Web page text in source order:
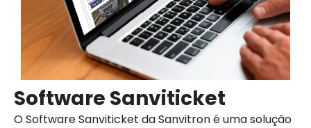
Software Sanviticket
O Software Sanviticket da Sanvitron é uma solução